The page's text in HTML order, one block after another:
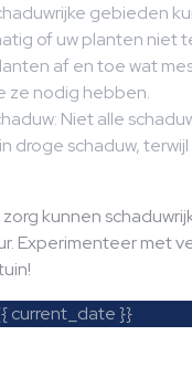
gebieden
of uw planten niet
af en toe wat
ze nodig hebben.
Niet alle
schaduw,
kunnen
Experimenteer met
current_date }}